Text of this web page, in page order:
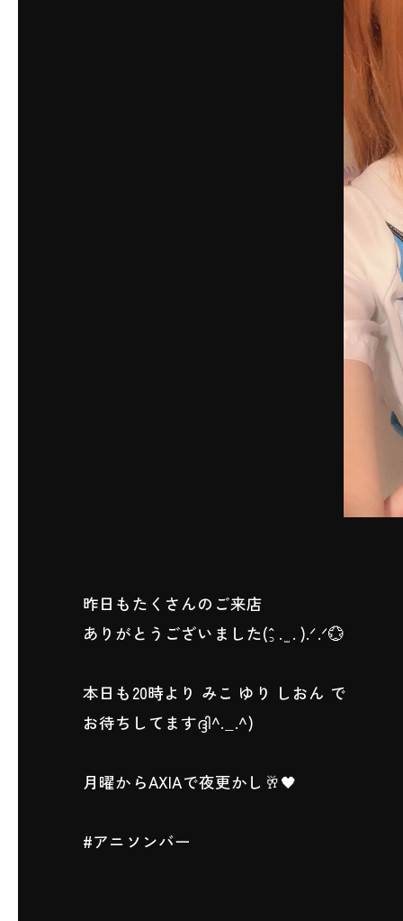
昨日もたくさんのご来店
ありがとうございました(ˆ꜆ . ̫ . ).ᐟ.ᐟ💮
本日も20時より みこ ゆり しおん で
お待ちしてますദ്ദി^._.^)
月曜からAXIAで夜更かし🥂🖤
#アニソンバー